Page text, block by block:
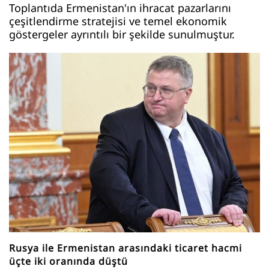
Toplantıda Ermenistan'ın ihracat pazarlarını
çeşitlendirme stratejisi ve temel ekonomik
göstergeler ayrıntılı bir şekilde sunulmuştur.
Rusya ile Ermenistan arasındaki ticaret hacmi
üçte iki oranında düştü